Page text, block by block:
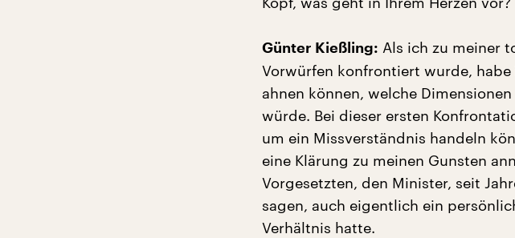
Günter Kießling: Als ich zu meiner
Vorwürfen konfrontiert wurde,
ahnen können, welche
würde. Bei dieser ersten
um ein Missverständnis handeln
eine Klärung zu meinen Gunsten
Vorgesetzten, den Minister, seit
sagen, auch eigentlich ein
Verhältnis hatte.